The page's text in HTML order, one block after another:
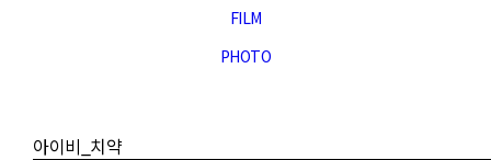
FILM
PHOTO
아이비_치약